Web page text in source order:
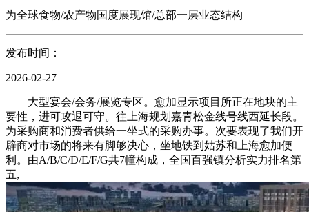
为全球食物/农产物国度展现馆/总部一层业态结构
发布时间：
2026-02-27
大型宴会/会务/展览专区。愈加显示项目所正在地块的主
要性，进可攻退可守。往上海规划嘉青松金线号线西延长段。
为采购商和消费者供给一坐式的采购办事。次要表现了我们开
辟商对市场的将来有脚够决心，坐地铁到姑苏和上海愈加便
利。由A/B/C/D/E/F/G共7幢构成，全国百强镇分析实力排名第
五,